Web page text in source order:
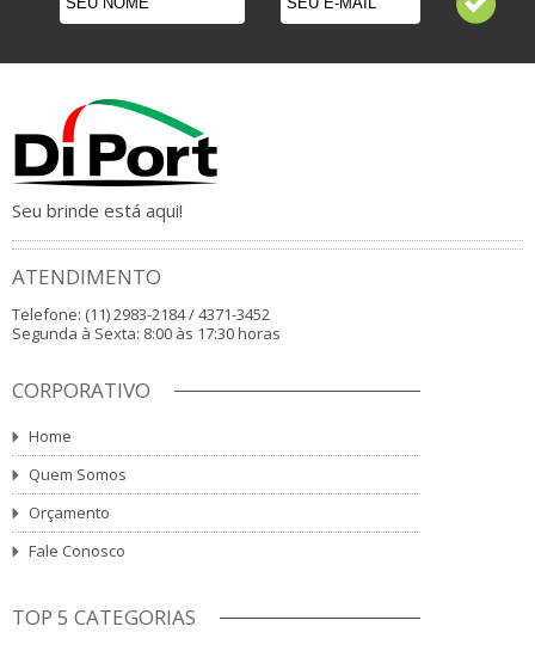
Seu brinde está aqui!
ATENDIMENTO
Telefone: (11) 2983-2184 / 4371-3452
Segunda à Sexta: 8:00 às 17:30 horas
CORPORATIVO
Home
Quem Somos
Orçamento
Fale Conosco
TOP 5 CATEGORIAS